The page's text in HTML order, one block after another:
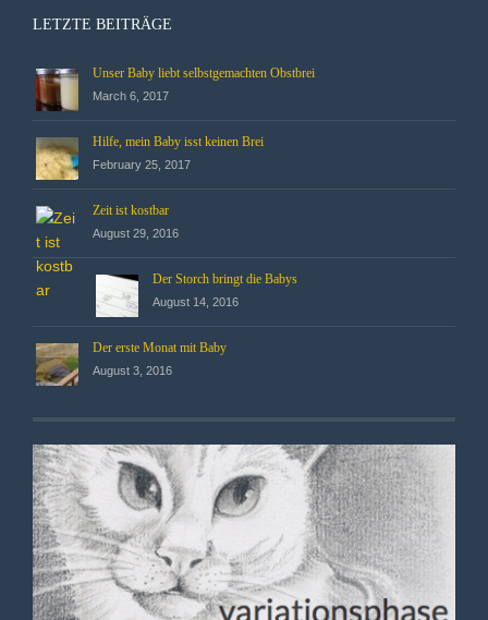
LETZTE BEITRÄGE
Unser Baby liebt selbstgemachten Obstbrei
March 6, 2017
Hilfe, mein Baby isst keinen Brei
February 25, 2017
Zeit ist kostbar
August 29, 2016
Der Storch bringt die Babys
August 14, 2016
Der erste Monat mit Baby
August 3, 2016